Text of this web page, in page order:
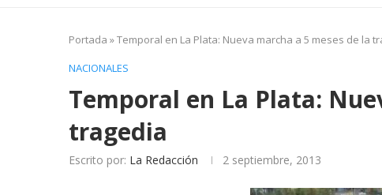
Portada »Temporal en La Plata: Nueva marcha a 5 meses de la
NACIONALES
Temporal en La Plata:
tragedia
Escrito por: La Redacción 2 septiembre, 2013